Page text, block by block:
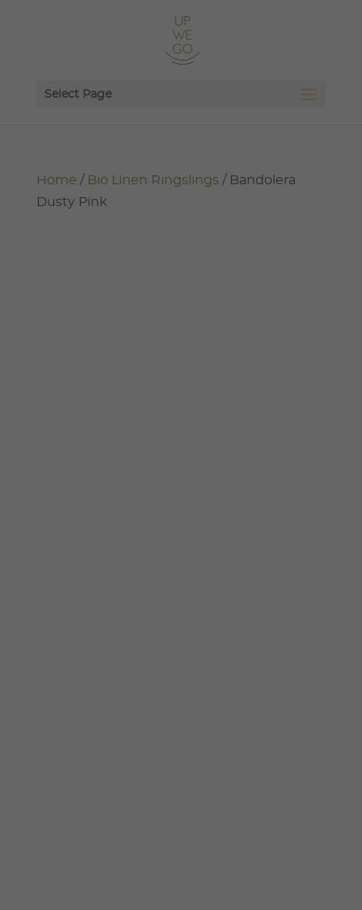
Select Page
Home / Bio Linen Ringslings / Bandolera
Dusty Pink